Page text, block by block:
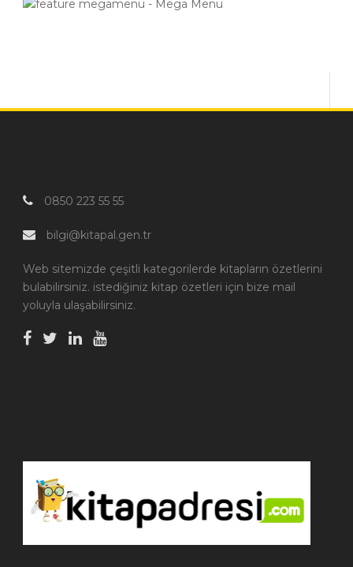
0850 223 55 55
bilgi@kitapal.gen.tr
Web sitemizde çeşitli kategorilerde kitapların özetlerini
bulabilirsiniz. istediğiniz kitap özetleri için bize mail
yoluyla ulaşabilirsiniz.